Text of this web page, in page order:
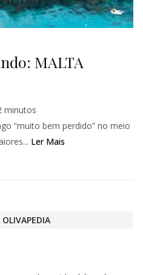
MALTA
minutos
“muito bem perdido” no meio
Ler Mais
OLIVAPEDIA